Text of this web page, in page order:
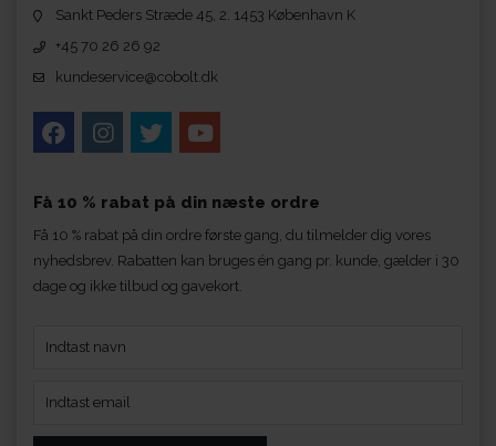
Sankt Peders Stræde 45, 2. 1453 København K
+45 70 26 26 92
kundeservice@cobolt.dk
Få 10 % rabat på din næste ordre
Få 10 % rabat på din ordre første gang, du tilmelder dig vores
nyhedsbrev. Rabatten kan bruges én gang pr. kunde, gælder i 30
dage og ikke tilbud og gavekort.